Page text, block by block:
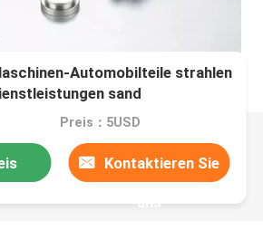
Automobilteile strahlen
sand
Preis：5USD
Kontaktieren Sie
uns